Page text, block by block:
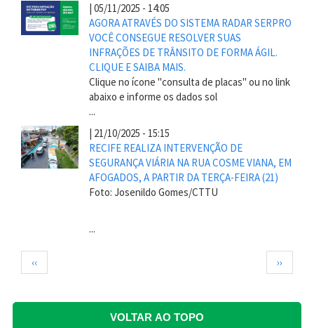
| 05/11/2025 - 14:05
AGORA ATRAVÉS DO SISTEMA RADAR SERPRO
VOCÊ CONSEGUE RESOLVER SUAS
INFRAÇÕES DE TRÂNSITO DE FORMA ÁGIL.
CLIQUE E SAIBA MAIS.
Clique no ícone "consulta de placas" ou no link
abaixo e informe os dados sol
...
| 21/10/2025 - 15:15
RECIFE REALIZA INTERVENÇÃO DE
SEGURANÇA VIÁRIA NA RUA COSME VIANA, EM
AFOGADOS, A PARTIR DA TERÇA-FEIRA (21)
Foto: Josenildo Gomes/CTTU
...
Paginação
Página
anterior
‹‹
Próxima
página
››
VOLTAR AO TOPO